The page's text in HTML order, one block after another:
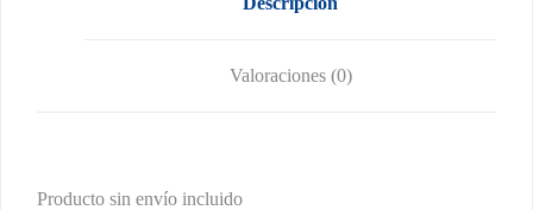
Valoraciones (0)
Producto sin envío incluido